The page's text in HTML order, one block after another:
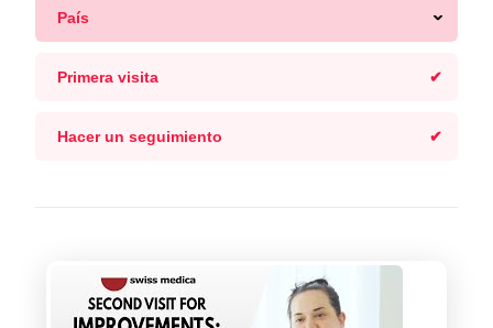
País
Primera visita
Hacer un seguimiento